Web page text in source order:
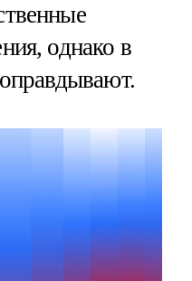
однако в